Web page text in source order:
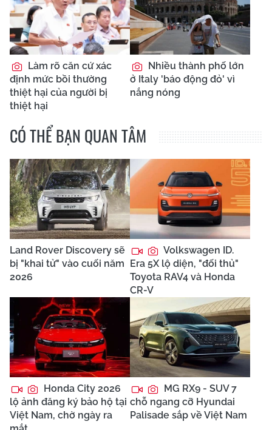
Làm rõ căn cứ xác
định mức bồi thường
thiệt hại của người bị
thiệt hại
Nhiều thành phố lớn
ở Italy 'báo động đỏ' vì
nắng nóng
CÓ THỂ BẠN QUAN TÂM
Land Rover Discovery sẽ
bị "khai tử" vào cuối năm
2026
Volkswagen ID.
Era 5X lộ diện, "đối thủ"
Toyota RAV4 và Honda
CR-V
Honda City 2026
lộ ảnh đăng ký bảo hộ tại
Việt Nam, chờ ngày ra
MG RX9 - SUV 7
chỗ ngang cỡ Hyundai
Palisade sắp về Việt Nam